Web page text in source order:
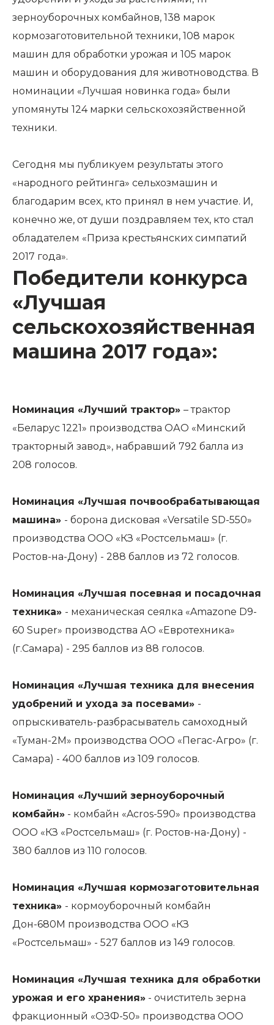
зерноуборочных комбайнов, 138 марок
кормозаготовительной техники, 108 марок
машин для обработки урожая и 105 марок
машин и оборудования для животноводства. В
номинации «Лучшая новинка года» были
упомянуты 124 марки сельскохозяйственной
техники.
Сегодня мы публикуем результаты этого
«народного рейтинга» сельхозмашин и
благодарим всех, кто принял в нем участие. И,
конечно же, от души поздравляем тех, кто стал
обладателем «Приза крестьянских симпатий
2017 года».
Победители конкурса
«Лучшая
сельскохозяйственная
машина 2017 года»:
Номинация «Лучший трактор» – трактор
«Беларус 1221» производства ОАО «Минский
тракторный завод», набравший 792 балла из
208 голосов.
Номинация «Лучшая почвообрабатывающая
машина» - борона дисковая «Versatile SD-550»
производства ООО «КЗ «Ростсельмаш» (г.
Ростов-на-Дону) - 288 баллов из 72 голосов.
Номинация «Лучшая посевная и посадочная
техника» - механическая сеялка «Amazone D9-
60 Super» производства АО «Евротехника»
(г.Самара) - 295 баллов из 88 голосов.
Номинация «Лучшая техника для внесения
удобрений и ухода за посевами» -
опрыскиватель-разбрасыватель самоходный
«Туман-2М» производства ООО «Пегас-Агро» (г.
Самара) - 400 баллов из 109 голосов.
Номинация «Лучший зерноуборочный
комбайн» - комбайн «Acros-590» производства
ООО «КЗ «Ростсельмаш» (г. Ростов-на-Дону) -
380 баллов из 110 голосов.
Номинация «Лучшая кормозаготовительная
техника» - кормоуборочный комбайн
Дон-680М производства ООО «КЗ
«Ростсельмаш» - 527 баллов из 149 голосов.
Номинация «Лучшая техника для обработки
урожая и его хранения» - очиститель зерна
фракционный «ОЗФ-50» производства ООО